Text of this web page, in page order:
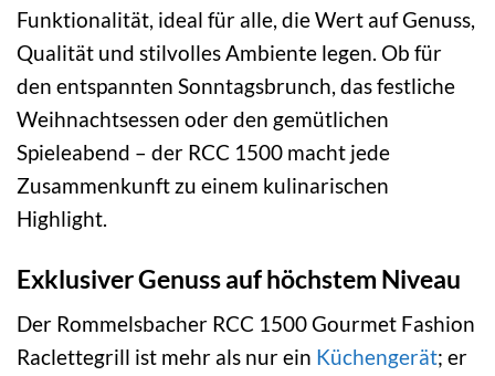
Funktionalität, ideal für alle, die Wert auf Genuss,
Qualität und stilvolles Ambiente legen. Ob für
den entspannten Sonntagsbrunch, das festliche
Weihnachtsessen oder den gemütlichen
Spieleabend – der RCC 1500 macht jede
Zusammenkunft zu einem kulinarischen
Highlight.
Exklusiver Genuss auf höchstem Niveau
Der Rommelsbacher RCC 1500 Gourmet Fashion
Raclettegrill ist mehr als nur ein Küchengerät; er